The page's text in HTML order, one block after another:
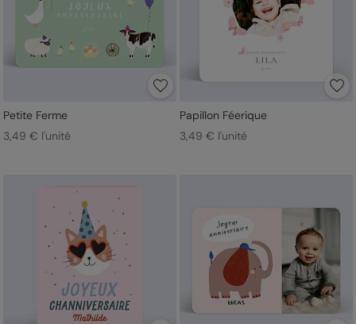
Petite Ferme
3,49 € l'unité
Papillon Féerique
3,49 € l'unité